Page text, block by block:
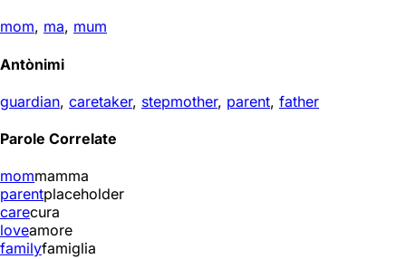
mom, ma, mum
Antònimi
guardian, caretaker, stepmother, parent, father
Parole Correlate
mommamma
parentplaceholder
carecura
loveamore
familyfamiglia